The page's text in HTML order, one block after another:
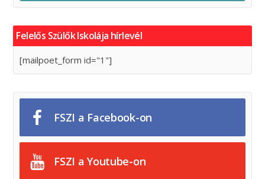
Felelős Szülők Iskolája hírlevél
[mailpoet_form id="1"]
FSZI a Facebook-on
FSZI a Youtube-on